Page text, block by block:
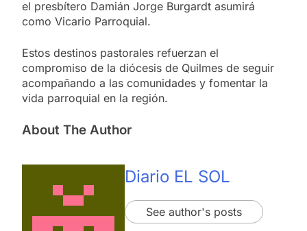
el presbítero Damián Jorge Burgardt asumirá
como Vicario Parroquial.
Estos destinos pastorales refuerzan el
compromiso de la diócesis de Quilmes de seguir
acompañando a las comunidades y fomentar la
vida parroquial en la región.
About The Author
Diario EL SOL
See author's posts